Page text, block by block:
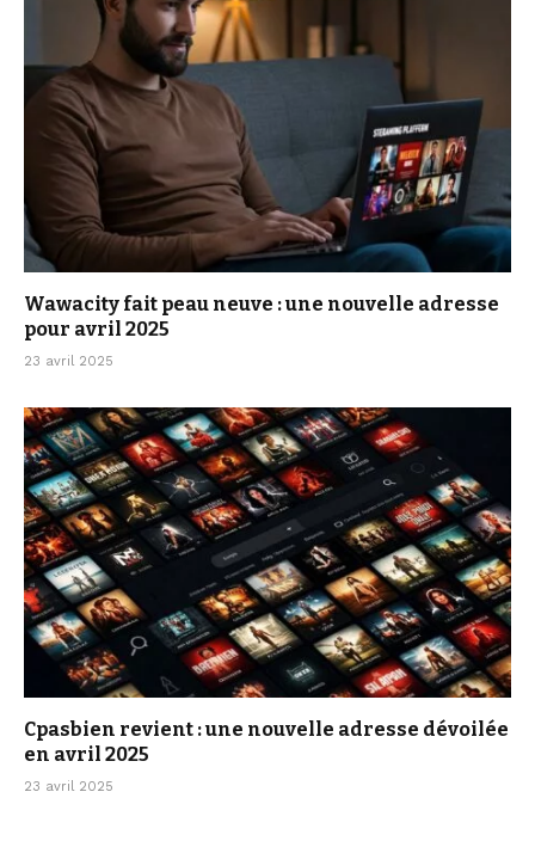
Wawacity fait peau neuve : une nouvelle adresse
pour avril 2025
23 avril 2025
Cpasbien revient : une nouvelle adresse dévoilée
en avril 2025
23 avril 2025